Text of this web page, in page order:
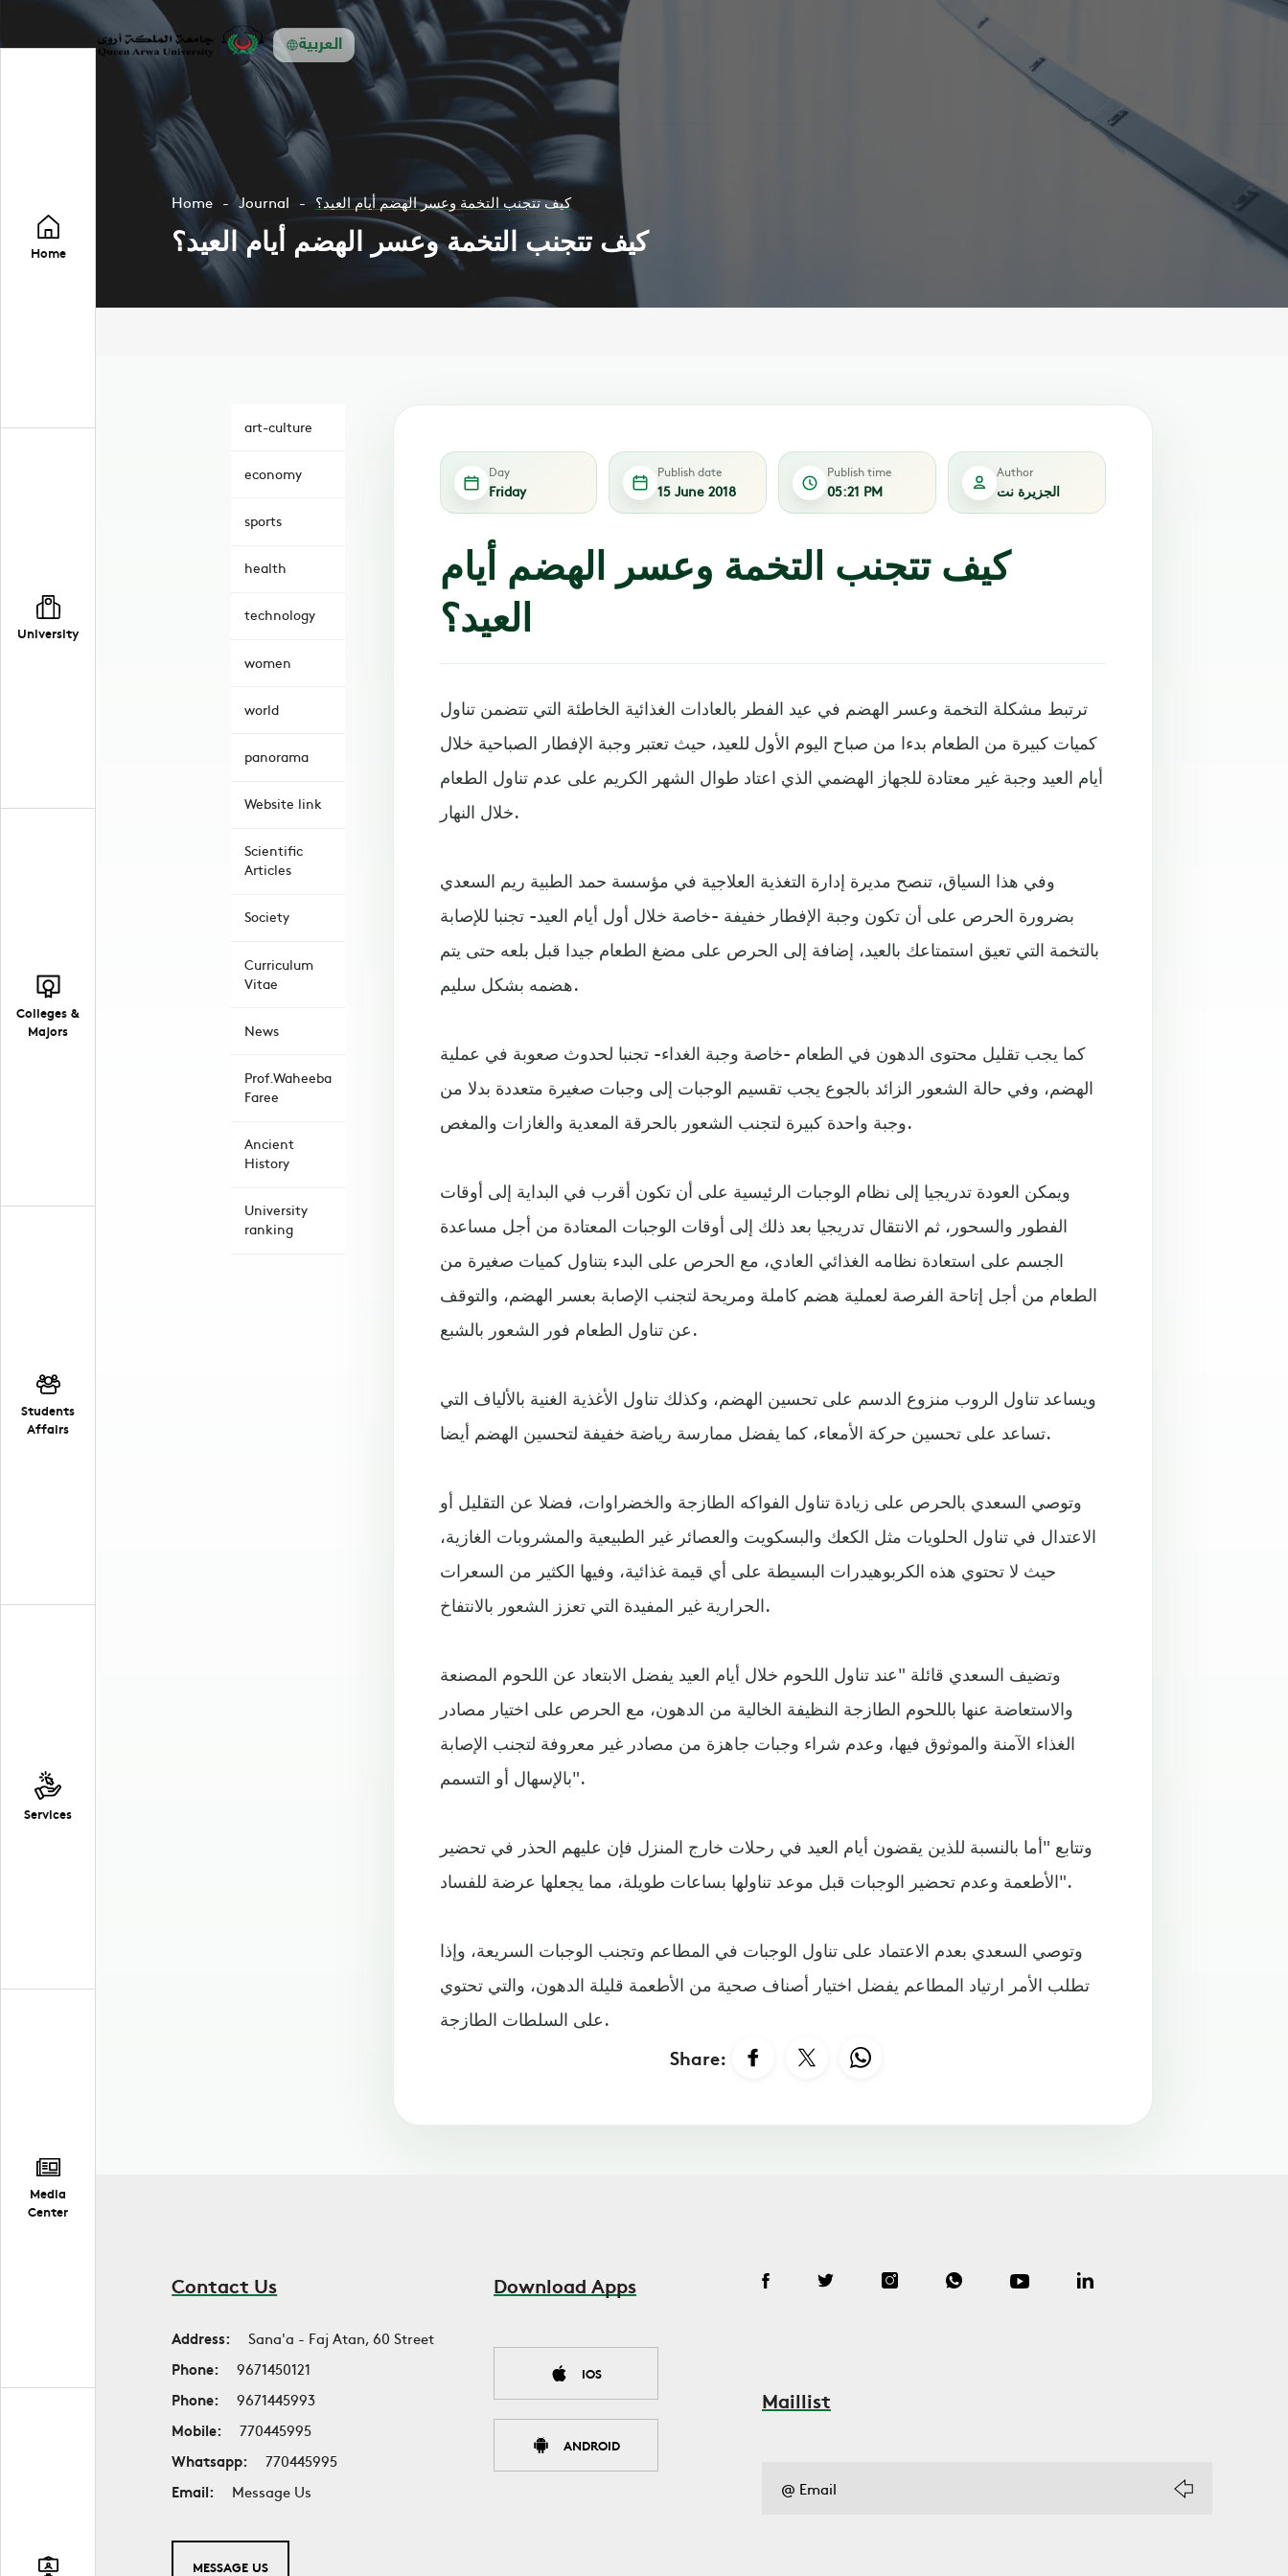
العربية
Home
University
Colleges &
Majors
Students
Affairs
Services
Media
Center
Home Journal كيف تتجنب التخمة وعسر الهضم أيام العيد؟
كيف تتجنب التخمة وعسر الهضم أيام العيد؟
art-culture
economy
sports
health
technology
women
world
panorama
Website link
Scientific
Articles
Society
Curriculum
Vitae
News
Prof.Waheeba
Faree
Ancient
History
University
ranking
Day
Friday
Publish date
15 June 2018
Publish time
05:21 PM
Author
الجزيرة نت
كيف تتجنب التخمة وعسر الهضم أيام
العيد؟
ترتبط مشكلة التخمة وعسر الهضم في عيد الفطر بالعادات الغذائية الخاطئة التي تتضمن تناول
كميات كبيرة من الطعام بدءا من صباح اليوم الأول للعيد، حيث تعتبر وجبة الإفطار الصباحية خلال
أيام العيد وجبة غير معتادة للجهاز الهضمي الذي اعتاد طوال الشهر الكريم على عدم تناول الطعام
خلال النهار.
وفي هذا السياق، تنصح مديرة إدارة التغذية العلاجية في مؤسسة حمد الطبية ريم السعدي
بضرورة الحرص على أن تكون وجبة الإفطار خفيفة -خاصة خلال أول أيام العيد- تجنبا للإصابة
بالتخمة التي تعيق استمتاعك بالعيد، إضافة إلى الحرص على مضغ الطعام جيدا قبل بلعه حتى يتم
هضمه بشكل سليم.
كما يجب تقليل محتوى الدهون في الطعام -خاصة وجبة الغداء- تجنبا لحدوث صعوبة في عملية
الهضم، وفي حالة الشعور الزائد بالجوع يجب تقسيم الوجبات إلى وجبات صغيرة متعددة بدلا من
وجبة واحدة كبيرة لتجنب الشعور بالحرقة المعدية والغازات والمغص.
ويمكن العودة تدريجيا إلى نظام الوجبات الرئيسية على أن تكون أقرب في البداية إلى أوقات
الفطور والسحور، ثم الانتقال تدريجيا بعد ذلك إلى أوقات الوجبات المعتادة من أجل مساعدة
الجسم على استعادة نظامه الغذائي العادي، مع الحرص على البدء بتناول كميات صغيرة من
الطعام من أجل إتاحة الفرصة لعملية هضم كاملة ومريحة لتجنب الإصابة بعسر الهضم، والتوقف
عن تناول الطعام فور الشعور بالشبع.
ويساعد تناول الروب منزوع الدسم على تحسين الهضم، وكذلك تناول الأغذية الغنية بالألياف التي
تساعد على تحسين حركة الأمعاء، كما يفضل ممارسة رياضة خفيفة لتحسين الهضم أيضا.
وتوصي السعدي بالحرص على زيادة تناول الفواكه الطازجة والخضراوات، فضلا عن التقليل أو
الاعتدال في تناول الحلويات مثل الكعك والبسكويت والعصائر غير الطبيعية والمشروبات الغازية،
حيث لا تحتوي هذه الكربوهيدرات البسيطة على أي قيمة غذائية، وفيها الكثير من السعرات
الحرارية غير المفيدة التي تعزز الشعور بالانتفاخ.
وتضيف السعدي قائلة "عند تناول اللحوم خلال أيام العيد يفضل الابتعاد عن اللحوم المصنعة
والاستعاضة عنها باللحوم الطازجة النظيفة الخالية من الدهون، مع الحرص على اختيار مصادر
الغذاء الآمنة والموثوق فيها، وعدم شراء وجبات جاهزة من مصادر غير معروفة لتجنب الإصابة
بالإسهال أو التسمم".
وتتابع "أما بالنسبة للذين يقضون أيام العيد في رحلات خارج المنزل فإن عليهم الحذر في تحضير
الأطعمة وعدم تحضير الوجبات قبل موعد تناولها بساعات طويلة، مما يجعلها عرضة للفساد".
وتوصي السعدي بعدم الاعتماد على تناول الوجبات في المطاعم وتجنب الوجبات السريعة، وإذا
تطلب الأمر ارتياد المطاعم يفضل اختيار أصناف صحية من الأطعمة قليلة الدهون، والتي تحتوي
على السلطات الطازجة.
Share:
Contact Us
Address:
Sana'a - Faj Atan, 60 Street
Phone:
9671450121
Phone:
9671445993
Mobile:
770445995
Whatsapp:
770445995
Email:
Message Us
MESSAGE US
Download Apps
IOS
ANDROID
Maillist